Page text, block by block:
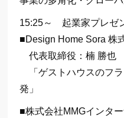
15:25～ 起業家プレゼ
■Design Home Sora 株
代表取締役：楠 勝也
「ゲストハウスのフ
発」
■株式会社MMGインタ